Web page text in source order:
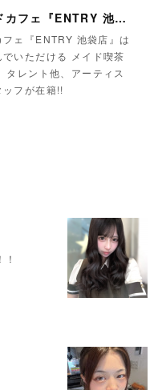
カジュアルメイドカフェ『ENTRY 池袋店』
ェ『ENTRY 池袋店』は
いただける メイド喫茶
タレント他、アーティス
ッフが在籍!!